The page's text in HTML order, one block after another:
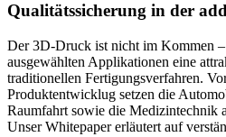
Qualitätssicherung in der
Der 3D-Druck ist nicht im Kommen –
ausgewählten Applikationen eine
traditionellen Fertigungsverfahren.
Produktentwicklug setzen die
Raumfahrt sowie die Medizintechnik
Unser Whitepaper erläutert auf